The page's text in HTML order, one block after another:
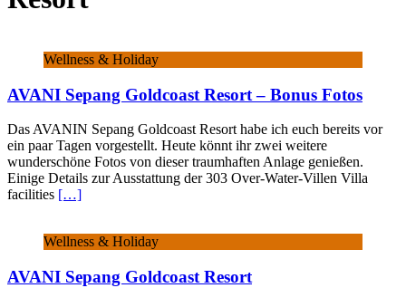
Wellness & Holiday
AVANI Sepang Goldcoast Resort – Bonus Fotos
Das AVANIN Sepang Goldcoast Resort habe ich euch bereits vor
ein paar Tagen vorgestellt. Heute könnt ihr zwei weitere
wunderschöne Fotos von dieser traumhaften Anlage genießen.
Einige Details zur Ausstattung der 303 Over-Water-Villen Villa
facilities […]
Wellness & Holiday
AVANI Sepang Goldcoast Resort